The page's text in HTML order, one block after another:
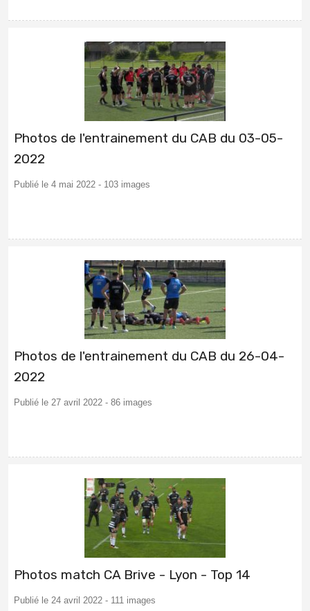
Photos de l'entrainement du CAB du 03-05-
2022
Publié le 4 mai 2022 - 103 images
Photos de l'entrainement du CAB du 26-04-
2022
Publié le 27 avril 2022 - 86 images
Photos match CA Brive - Lyon - Top 14
Publié le 24 avril 2022 - 111 images